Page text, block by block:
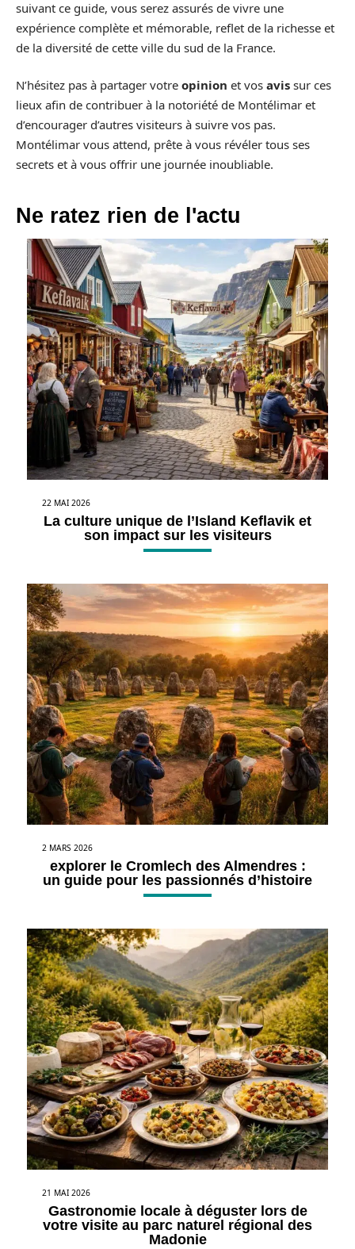
suivant ce guide, vous serez assurés de vivre une
expérience complète et mémorable, reflet de la richesse et
de la diversité de cette ville du sud de la France.
N’hésitez pas à partager votre opinion et vos avis sur ces
lieux afin de contribuer à la notoriété de Montélimar et
d’encourager d’autres visiteurs à suivre vos pas.
Montélimar vous attend, prête à vous révéler tous ses
secrets et à vous offrir une journée inoubliable.
Ne ratez rien de l'actu
22 MAI 2026
La culture unique de l’Island Keflavik et
son impact sur les visiteurs
2 MARS 2026
explorer le Cromlech des Almendres :
un guide pour les passionnés d’histoire
21 MAI 2026
Gastronomie locale à déguster lors de
votre visite au parc naturel régional des
Madonie